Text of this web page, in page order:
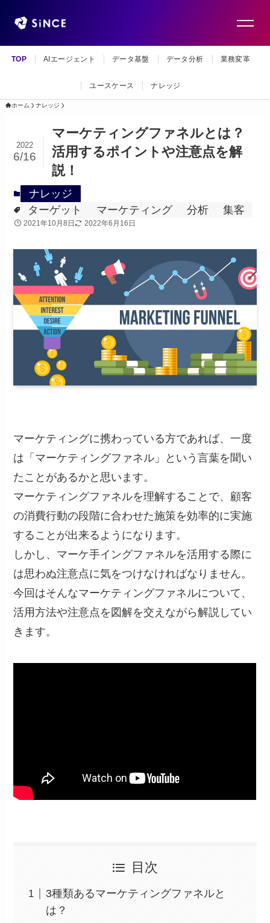
TOP AIエージェント データ基盤 データ分析 業務変革
ユースケース ナレッジ
ホーム ナレッジ
マーケティングファネルとは？
活用するポイントや注意点を解
説！
2022
6/16
ナレッジ
ターゲット
マーケティング 分析 集客
2021年10月8日 2022年6月16日
マーケティングに携わっている方であれば、一度
は「マーケティングファネル」という言葉を聞い
たことがあるかと思います。
マーケティングファネルを理解することで、顧客
の消費行動の段階に合わせた施策を効率的に実施
することが出来るようになります。
しかし、マーケ手イングファネルを活用する際に
は思わぬ注意点に気をつけなければなりません。
今回はそんなマーケティングファネルについて、
活用方法や注意点を図解を交えながら解説してい
きます。
目次
3種類あるマーケティングファネルと
は？